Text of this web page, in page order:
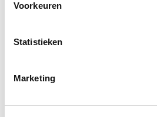
Voorkeuren
Statistieken
Marketing